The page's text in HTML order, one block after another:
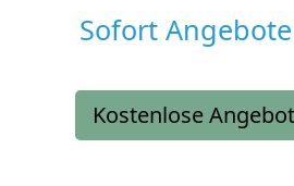
Sofort
Kostenlose